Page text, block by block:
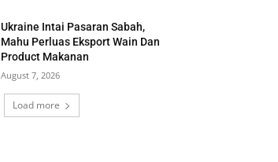
Ukraine Intai Pasaran Sabah,
Mahu Perluas Eksport Wain Dan
Product Makanan
August 7, 2026
Load more